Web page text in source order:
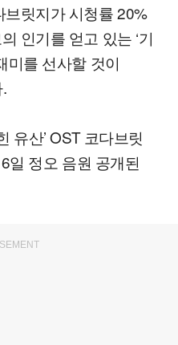
릿지가 시청률 20%
인기를 얻고 있는 ‘기
미를 선사할 것이
유산’ OST 코다브릿
일 정오 음원 공개된